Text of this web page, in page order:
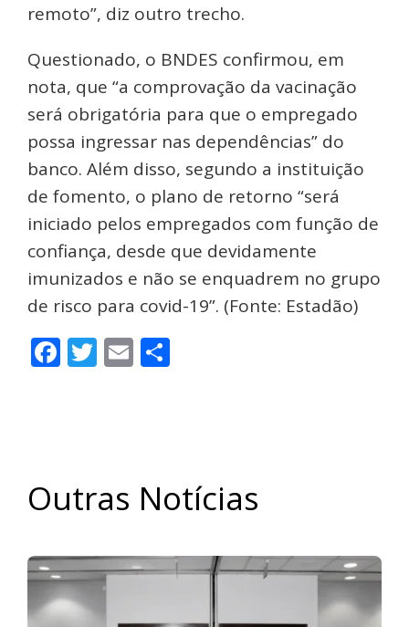
remoto”, diz outro trecho.
Questionado, o BNDES confirmou, em
nota, que “a comprovação da vacinação
será obrigatória para que o empregado
possa ingressar nas dependências” do
banco. Além disso, segundo a instituição
de fomento, o plano de retorno “será
iniciado pelos empregados com função de
confiança, desde que devidamente
imunizados e não se enquadrem no grupo
de risco para covid-19”. (Fonte: Estadão)
Facebook
Twitter
Email
Outras Notícias